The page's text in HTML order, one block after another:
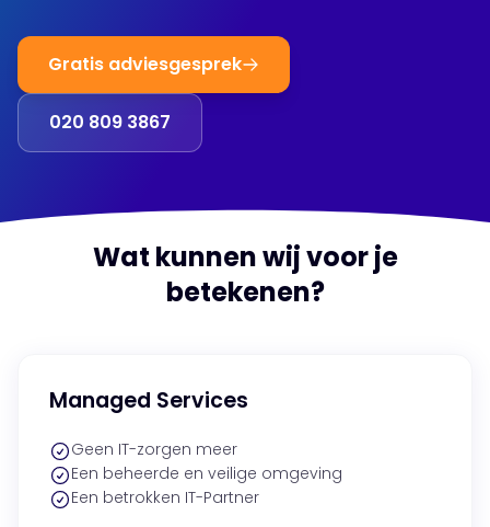
Gratis adviesgesprek
020 809 3867
Wat kunnen wij voor je
betekenen?
Managed Services
Geen IT-zorgen meer
Een beheerde en veilige omgeving
Een betrokken IT-Partner